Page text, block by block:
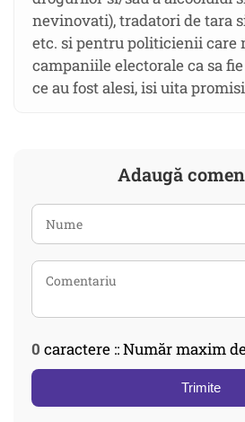
nevinovati), tradatori de tara
etc. si pentru politicienii care
campaniile electorale ca sa
ce au fost alesi, isi uita
Adaugă
0 caractere :: Număr maxim
Trimite